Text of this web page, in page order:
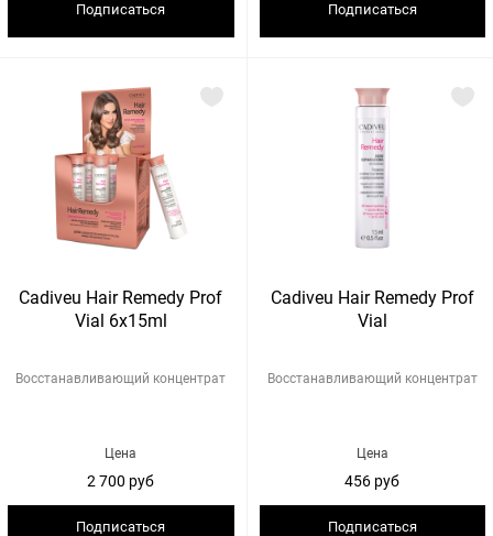
Подписаться Подписаться
Cadiveu Hair Remedy Prof
Vial 6x15ml
Восстанавливающий концентрат
Цена
2 700 руб
Подписаться
Cadiveu Hair Remedy Prof
Vial
Восстанавливающий концентрат
Цена
456 руб
Подписаться